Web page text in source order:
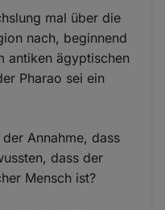
mal über die
nach, beginnend
antiken ägyptischen
Pharao sei ein
Annahme, dass
dass der
Mensch ist?